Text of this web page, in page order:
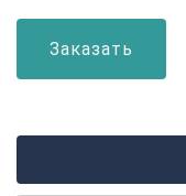
Заказать